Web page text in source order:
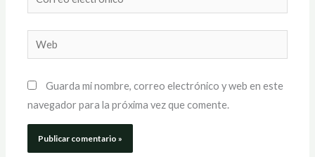
electrónico*
Web
Guarda mi nombre, correo electrónico y web en este
navegador para la próxima vez que comente.